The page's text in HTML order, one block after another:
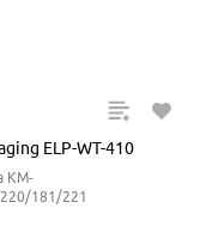
ELP-WT-410
KM-
181/221